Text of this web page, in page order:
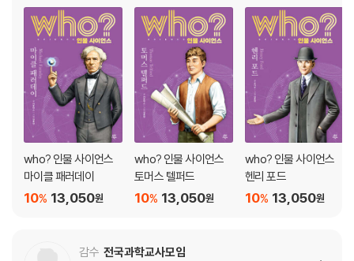
who? 인물 사이언스
마이클 패러데이
13,050원
10%
who? 인물 사이언스
토머스 텔퍼드
13,050원
10%
who? 인물 사이언스
헨리 포드
13,050원
10%
감수 전국과학교사모임